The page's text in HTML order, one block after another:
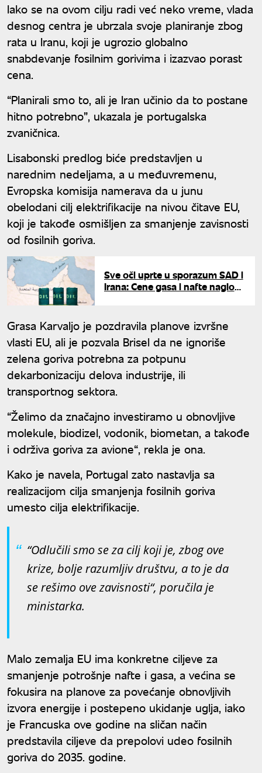
Iako se na ovom cilju radi već neko vreme, vlada
desnog centra je ubrzala svoje planiranje zbog
rata u Iranu, koji je ugrozio globalno
snabdevanje fosilnim gorivima i izazvao porast
cena.
“Planirali smo to, ali je Iran učinio da to postane
hitno potrebno”, ukazala je portugalska
zvaničnica.
Lisabonski predlog biće predstavljen u
narednim nedeljama, a u međuvremenu,
Evropska komisija namerava da u junu
obelodani cilj elektrifikacije na nivou čitave EU,
koji je takođe osmišljen za smanjenje zavisnosti
od fosilnih goriva.
Sve oči uprte u sporazum SAD i
Irana: Cene gasa i nafte naglo
Grasa Karvaljo je pozdravila planove izvršne
vlasti EU, ali je pozvala Brisel da ne ignoriše
zelena goriva potrebna za potpunu
dekarbonizaciju delova industrije, ili
transportnog sektora.
“Želimo da značajno investiramo u obnovljive
molekule, biodizel, vodonik, biometan, a takođe
i održiva goriva za avione“, rekla je ona.
Kako je navela, Portugal zato nastavlja sa
realizacijom cilja smanjenja fosilnih goriva
umesto cilja elektrifikacije.
“Odlučili smo se za cilj koji je, zbog ove
krize, bolje razumljiv društvu, a to je da
se rešimo ove zavisnosti“, poručila je
ministarka.
Malo zemalja EU ima konkretne ciljeve za
smanjenje potrošnje nafte i gasa, a većina se
fokusira na planove za povećanje obnovljivih
izvora energije i postepeno ukidanje uglja, iako
je Francuska ove godine na sličan način
predstavila ciljeve da prepolovi udeo fosilnih
goriva do 2035. godine.